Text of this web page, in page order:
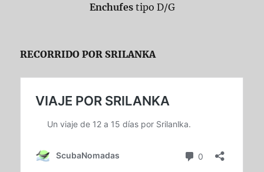
Enchufestipo D/G
RECORRIDO POR SRILANKA